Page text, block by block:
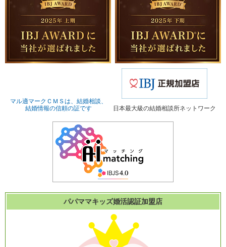
マル適マークＣＭＳは、結婚相談、
結婚情報の信頼の証です
日本最大級の結婚相談所ネットワーク
パパママキッズ婚活認証加盟店